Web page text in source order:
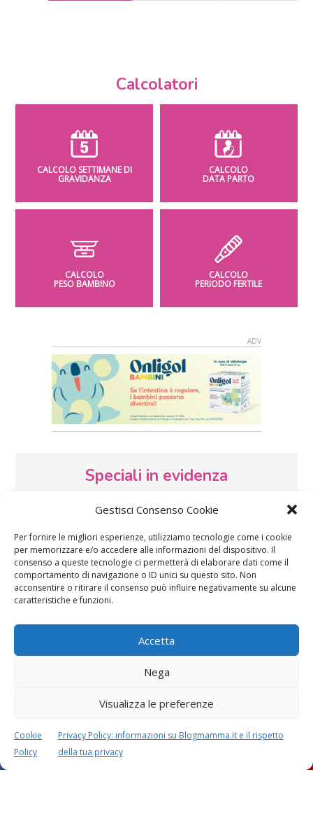
Gestisci Consenso Cookie
Per fornire le migliori esperienze, utilizziamo tecnologie come i cookie
per memorizzare e/o accedere alle informazioni del dispositivo. Il
consenso a queste tecnologie ci permetterà di elaborare dati come il
comportamento di navigazione o ID unici su questo sito. Non
acconsentire o ritirare il consenso può influire negativamente su alcune
caratteristiche e funzioni.
Accetta
Nega
Visualizza le preferenze
Cookie
Policy
Privacy Policy: informazioni su Blogmamma.it e il rispetto
della tua privacy
Calcolatori
CALCOLO SETTIMANE DI
GRAVIDANZA
CALCOLO
DATA PARTO
CALCOLO
PESO BAMBINO
CALCOLO
PERIODO FERTILE
Speciali in evidenza
Vaccini SOS Pediatra
d’auguri, filastrocche